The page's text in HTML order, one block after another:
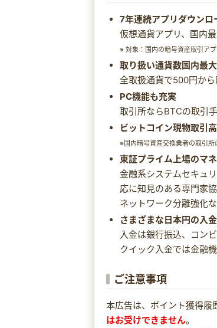
7年連続アプリダウンロ
仮想通貨アプリ、国内
※ 対象：国内の暗号資産取引ア
取り扱い通貨数国内最
全取扱通貨で500円から
PC機能も充実
取引所ならBTCの取引
ビットコイン現物取引
※国内暗号資産交換業者の取引
東証プライム上場のマ
金融系システムセキュ
応に知見のある専門家
ネットワーク分離強化
さまざまな日本円の入
入金は銀行振込、コン
クイック入金では金融
ご注意事項
本広告は、ポイント獲得履
はお受けできません。